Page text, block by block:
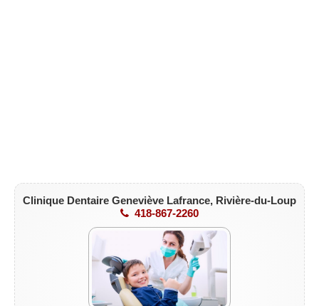
Clinique Dentaire Geneviève Lafrance, Rivière-du-Loup
418-867-2260